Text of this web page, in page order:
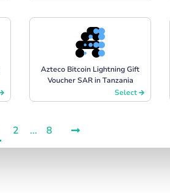
Azteco Bitcoin Lightning Gift
Voucher SAR in Tanzania
Select
2 ... 8